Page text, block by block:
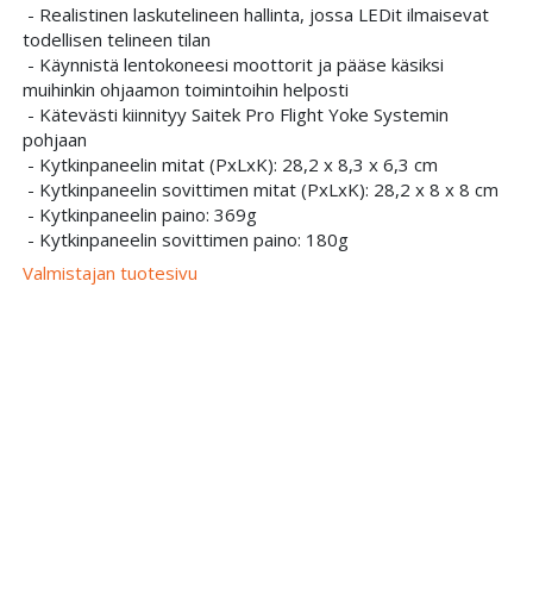
- Realistinen laskutelineen hallinta, jossa LEDit ilmaisevat
todellisen telineen tilan
- Käynnistä lentokoneesi moottorit ja pääse käsiksi
muihinkin ohjaamon toimintoihin helposti
- Kätevästi kiinnityy Saitek Pro Flight Yoke Systemin
pohjaan
- Kytkinpaneelin mitat (PxLxK): 28,2 x 8,3 x 6,3 cm
- Kytkinpaneelin sovittimen mitat (PxLxK): 28,2 x 8 x 8 cm
- Kytkinpaneelin paino: 369g
- Kytkinpaneelin sovittimen paino: 180g
Valmistajan tuotesivu